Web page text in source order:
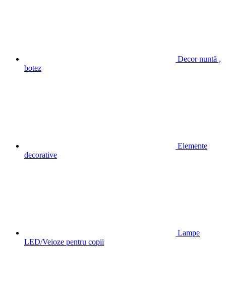
Decor nuntă ,
botez
Elemente
decorative
Lampe
LED/Veioze pentru copii